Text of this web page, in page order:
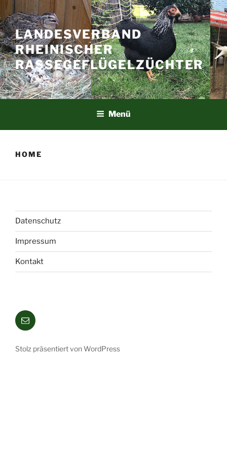
Zum
Inhalt
springenLANDESVERBAND
RHEINISCHER
RASSEGEFLÜGELZÜCHTER
Menü
HOME
Datenschutz
Impressum
Kontakt
Mail
Stolz präsentiert von WordPress